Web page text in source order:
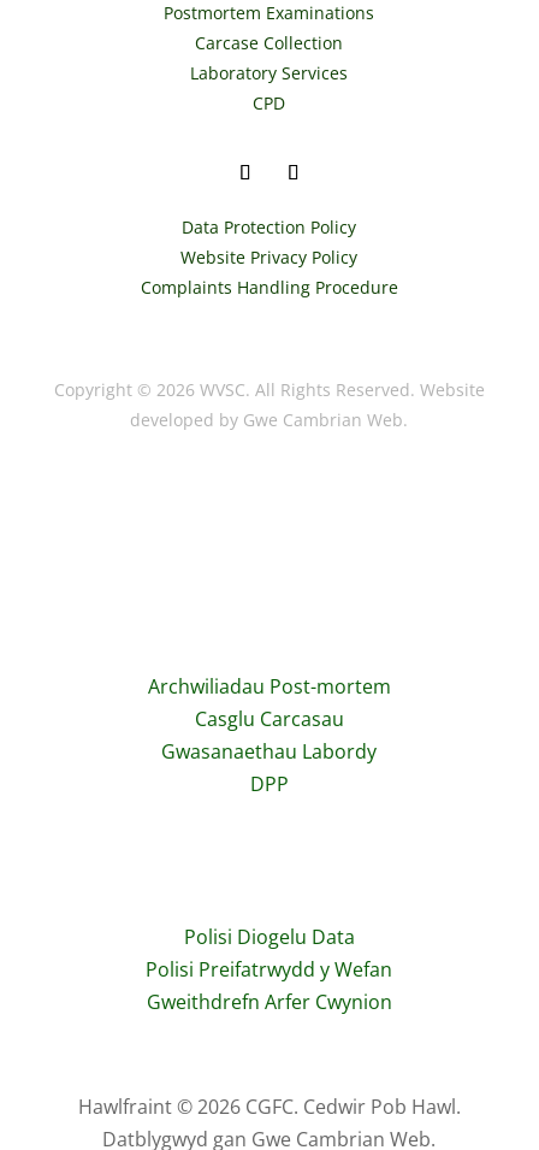
Postmortem Examinations
Carcase Collection
Laboratory Services
CPD
Data Protection Policy
Website Privacy Policy
Complaints Handling Procedure
Copyright © 2026 WVSC. All Rights Reserved. Website
developed by Gwe Cambrian Web.
Archwiliadau Post-mortem
Casglu Carcasau
Gwasanaethau Labordy
DPP
Polisi Diogelu Data
Polisi Preifatrwydd y Wefan
Gweithdrefn Arfer Cwynion
Hawlfraint © 2026 CGFC. Cedwir Pob Hawl.
Datblygwyd gan Gwe Cambrian Web.